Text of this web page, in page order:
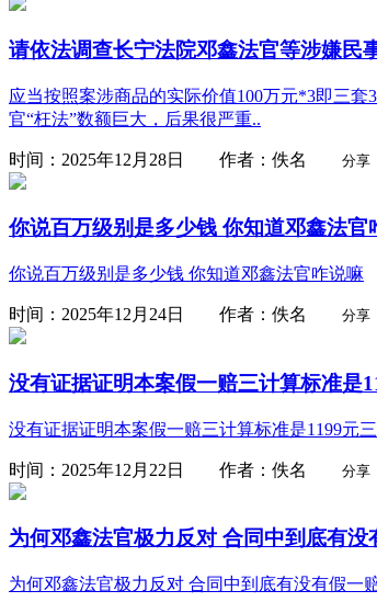
请依法调查长宁法院邓鑫法官等涉嫌民
应当按照案涉商品的实际价值100万元*3即三
官“枉法”数额巨大，后果很严重..
时间：2025年12月28日 作者：佚名 分享
你说百万级别是多少钱 你知道邓鑫法官
你说百万级别是多少钱 你知道邓鑫法官咋说嘛
时间：2025年12月24日 作者：佚名 分享
没有证据证明本案假一赔三计算标准是
没有证据证明本案假一赔三计算标准是1199元
时间：2025年12月22日 作者：佚名 分享
为何邓鑫法官极力反对 合同中到底有
为何邓鑫法官极力反对 合同中到底有没有假